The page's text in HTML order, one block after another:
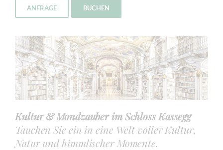
ANFRAGE BUCHEN
Kultur & Mondzauber im Schloss Kassegg
Tauchen Sie ein in eine Welt voller Kultur,
Natur und himmlischer Momente.